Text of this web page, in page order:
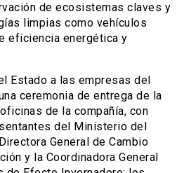
de ecosistemas claves y
limpias como vehículos
eficiencia energética y
Estado a las empresas del
ceremonia de entrega de la
de la compañía, con
del Ministerio del
General de Cambio
y la Coordinadora General